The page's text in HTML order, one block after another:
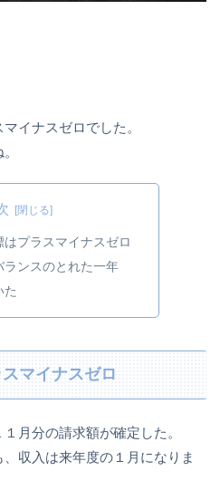
イナスゼロでした。
プラスマイナスゼロ
ランスのとれた一年
た
マイナスゼロ
月分の請求額が確定した。
収入は来年度の１月になりま